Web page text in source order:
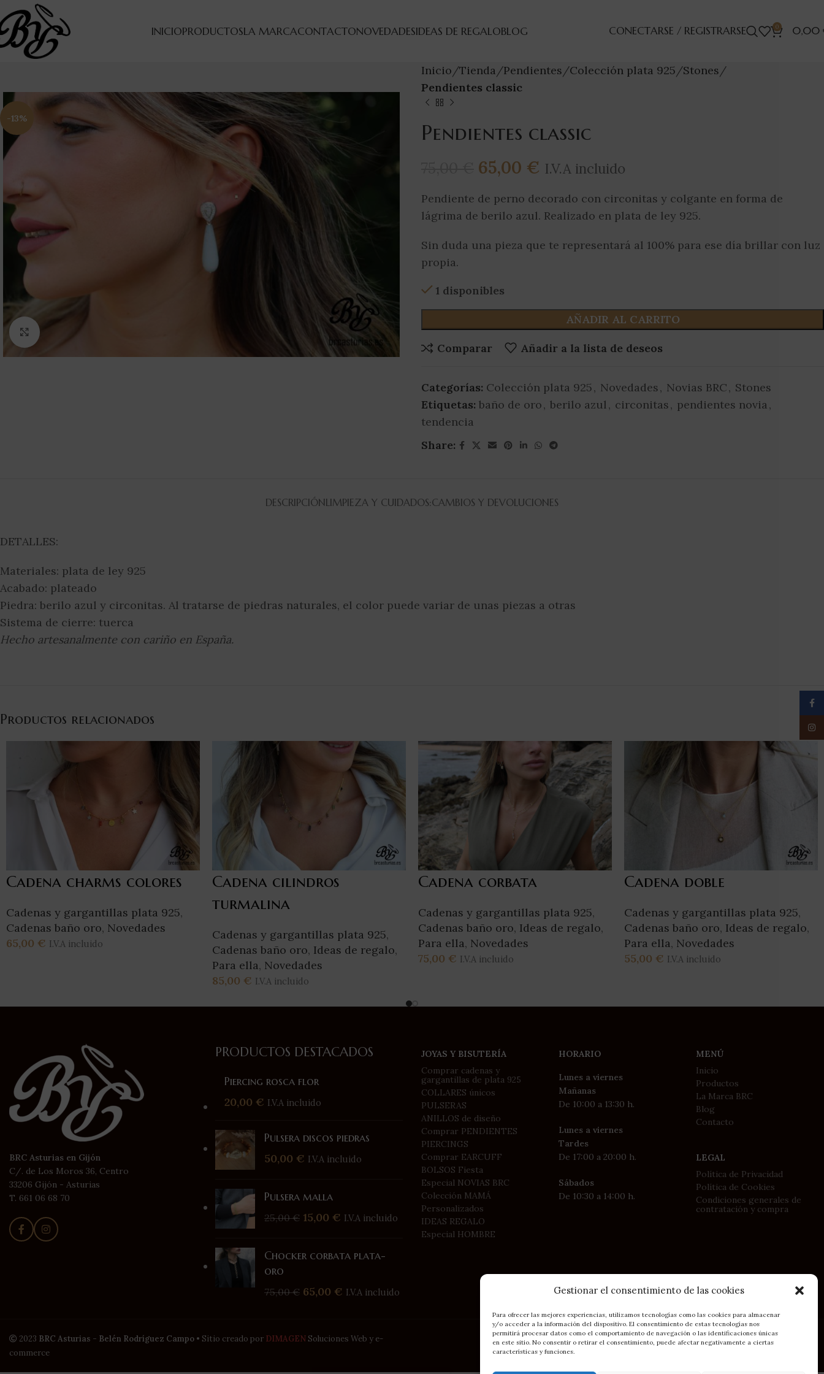
Gestionar el consentimiento de las cookies
Para ofrecer las mejores experiencias, utilizamos tecnologías como las cookies para almacenar
y/o acceder a la información del dispositivo. El consentimiento de estas tecnologías nos
permitirá procesar datos como el comportamiento de navegación o las identificaciones únicas
en este sitio. No consentir o retirar el consentimiento, puede afectar negativamente a ciertas
características y funciones.
INICIOPRODUCTOSLA MARCACONTACTONOVEDADESIDEAS DE REGALOBLOG CONECTARSE / REGISTRARSE 0 0,00
-13%
Clic para ampliar
Inicio Tienda Pendientes Colección plata 925
Stones
Pendientes classic
Pendientes classic
65,00 € I.V.A incluido
Pendiente de perno decorado con circonitas y colgante en forma de
lágrima de berilo azul. Realizado en plata de ley 925.
Sin duda una pieza que te representará al 100% para ese día brillar con luz
propia.
1 disponibles
AÑADIR AL CARRITO
Comparar Añadir a la lista de deseos
Categorías: Colección plata 925, Novedades, Novias BRC, Stones
Etiquetas: baño de oro, berilo azul, circonitas, pendientes novia,
tendencia
Share:
DESCRIPCIÓNLIMPIEZA Y CUIDADOS:CAMBIOS Y DEVOLUCIONES
DETALLES:
Materiales: plata de ley 925
Acabado: plateado
Piedra: berilo azul y circonitas. Al tratarse de piedras naturales, el color puede variar de unas piezas a otras
Sistema de cierre: tuerca
Hecho artesanalmente con cariño en España.
Productos relacionados
Cadena charms colores
Cadenas y gargantillas plata 925,
Cadenas baño oro, Novedades
65,00 € I.V.A incluido
Cadena cilindros
turmalina
Cadenas y gargantillas plata 925,
Cadenas baño oro, Ideas de regalo,
Para ella, Novedades
85,00 € I.V.A incluido
Cadena corbata
Cadenas y gargantillas plata 925,
Cadenas baño oro, Ideas de regalo,
Para ella, Novedades
75,00 € I.V.A incluido
Cadena doble
Cadenas y gargantillas plata 925,
Cadenas baño oro, Ideas de regalo,
Para ella, Novedades
55,00 € I.V.A incluido
BRC Asturias en Gijón
C/. de Los Moros 36, Centro
33206 Gijón - Asturias
T. 661 06 68 70
PRODUCTOS DESTACADOS
Piercing rosca flor
20,00 € I.V.A incluido
Pulsera discos piedras
50,00 € I.V.A incluido
Pulsera malla
25,00€ 15,00 € I.V.A incluido
Chocker corbata plata-
oro
75,00€ 65,00 € I.V.A incluido
JOYAS Y BISUTERÍA
Comprar cadenas y
gargantillas de plata 925
COLLARES únicos
PULSERAS
ANILLOS de diseño
Comprar PENDIENTES
PIERCINGS
Comprar EARCUFF
BOLSOS Fiesta
Especial NOVIAS BRC
Colección MAMÁ
Personalizados
IDEAS REGALO
Especial HOMBRE
HORARIO
Lunes a viernes
Mañanas
De 10:00 a 13:30 h.
Lunes a viernes
Tardes
De 17:00 a 20:00 h.
Sábados
De 10:30 a 14:00 h.
MENÚ
Inicio
Productos
La Marca BRC
Blog
Contacto
LEGAL
Política de Privacidad
Política de Cookies
Condiciones generales de
contratación y compra
2023 BRC Asturias - Belén Rodríguez Campo • Sitio creado por DIMAGEN Soluciones Web y e-
commerce
Cómo llegar: BRC en Gijón